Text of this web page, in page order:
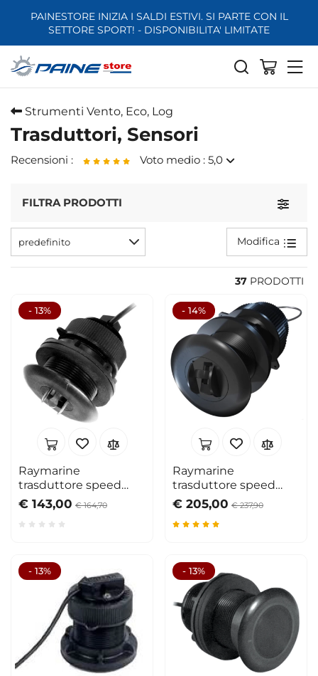
PAINESTORE INIZIA I SALDI ESTIVI. SI PARTE CON IL
SETTORE SPORT! - DISPONIBILITA' LIMITATE
Strumenti Vento, Eco, Log
Trasduttori, Sensori
Recensioni : Voto medio : 5,0
Garmin bussola SteadyCast NMEA 2000
Ottimo prezzo, direi tra i più bassi che ho trovato online. Lo
store è una garanzia
FILTRA PRODOTTI
predefinito Modifica
37 PRODOTTI
- 13%
Raymarine
trasduttore speed
Short serie i40/ST40
€ 143,00 € 164,70
- 14%
Raymarine
trasduttore speed
serie ST40/60/i50 ex
E26031
€ 205,00 € 237,90
- 13% - 13%